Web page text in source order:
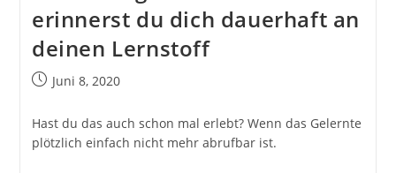
erinnerst du dich dauerhaft an
deinen Lernstoff
BeitragJuni 8, 2020
Hast du das auch schon mal erlebt? Wenn das Gelernte
plötzlich einfach nicht mehr abrufbar ist.